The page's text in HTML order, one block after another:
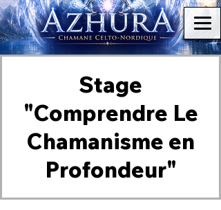
Stage
"Comprendre Le
Chamanisme en
Profondeur"